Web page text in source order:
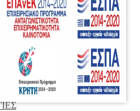
ΚΑΙ ΠΑΓΙΔΕΣ ΖΩΩΝ
ΕΚΝΕΦΩΤΕΣ
ΑΝΤΙΣΗΠΤΙΚΑ